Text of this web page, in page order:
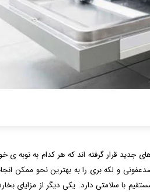
جدید قرار گرفته اند که هر کدام به نوبه ی
و لکه بری را به بهترین نحو ممکن
با سلامتی دارد. یکی دیگر از مزایای